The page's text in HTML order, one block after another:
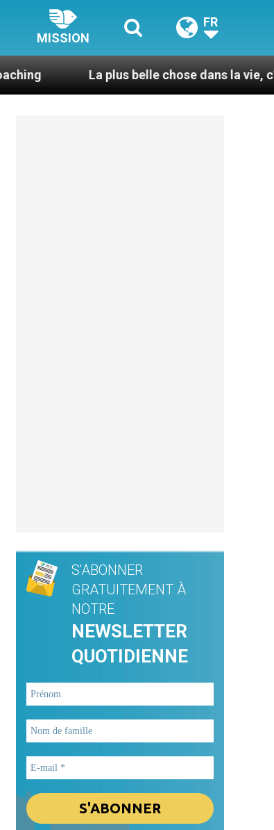
MISSION
FR
La plus belle chose dans la vie, c’est d’être
S'ABONNER
GRATUITEMENT À
NOTRE
NEWSLETTER
QUOTIDIENNE